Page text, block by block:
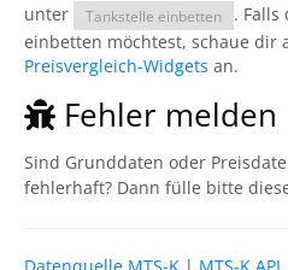
unter
Tankstelle einbetten
. Falls
einbetten möchtest, schaue dir
Preisvergleich-Widgets an.
Fehler melden
Sind Grunddaten oder
fehlerhaft? Dann fülle bitte